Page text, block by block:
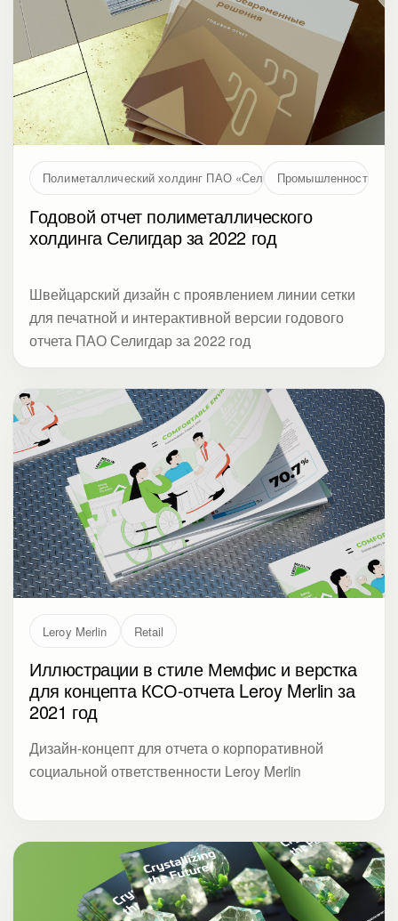
Полиметаллический холдинг ПАО «Селигдар»Промышленность
Годовой отчет полиметаллического
холдинга Селигдар за 2022 год
Швейцарский дизайн с проявлением линии сетки
для печатной и интерактивной версии годового
отчета ПАО Селигдар за 2022 год
Leroy Merlin Retail
Иллюстрации в стиле Мемфис и верстка
для концепта КСО-отчета Leroy Merlin за
2021 год
Дизайн-концепт для отчета о корпоративной
социальной ответственности Leroy Merlin